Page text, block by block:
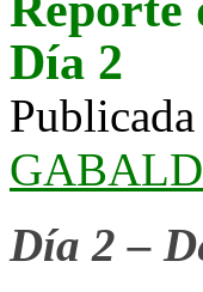
Día 2
Día 2 –